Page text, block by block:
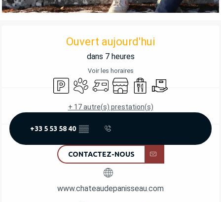
OUVERTURE ET COORDONNÉES
Ouvert aujourd'hui
dans 7 heures
Voir les horaires
ParkingAnimaux acceptés
Accueil camping car
BoutiqueVente à emporter
Livraison
+ 17 autre(s) prestation(s)
+33 5 53 58 40 ▒▒
CONTACTEZ-NOUS
www.chateaudepanisseau.com